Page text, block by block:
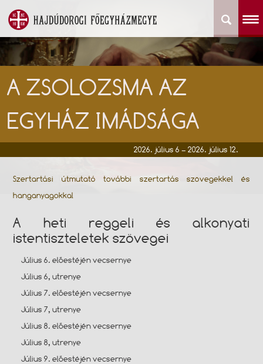
A ZSOLOZSMA AZ
EGYHÁZ IMÁDSÁGA
2026. július 6 – 2026. július 12.
Szertartási útmutató további szertartás szövegekkel és
hanganyagokkal
A heti reggeli és alkonyati
istentiszteletek szövegei
Július 6. előestéjén vecsernye
Július 6, utrenye
Július 7. előestéjén vecsernye
Július 7, utrenye
Július 8. előestéjén vecsernye
Július 8, utrenye
Július 9. előestéjén vecsernye